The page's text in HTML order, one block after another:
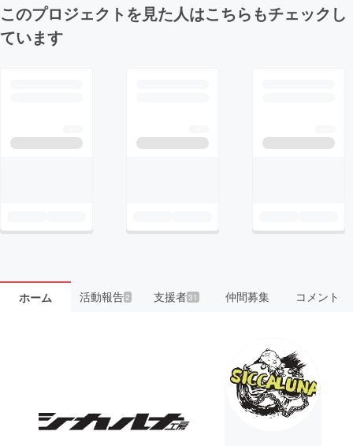
このプロジェクトを見た人はこちらもチェックし
ています
ホーム 活動報告2 支援者31 仲間募集 コメント